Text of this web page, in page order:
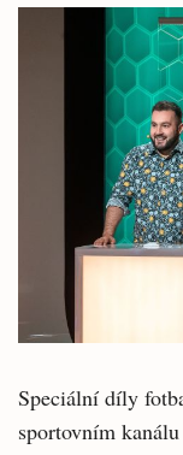
Speciální díly
sportovním